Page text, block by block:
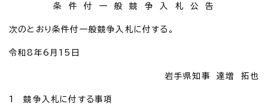
条 件 付 一 般 競 争 入 札 公 告
次のとおり条件付一般競争入札に付する。
令和8年6月15日
岩手県知事 達増 拓也
1 競争入札に付する事項